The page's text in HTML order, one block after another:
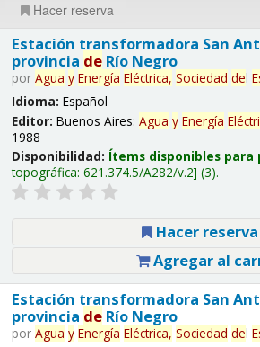
Hacer reserva
Estación transformadora San
provincia deRío Negro
por Agua y Energía Eléctrica, Sociedad del
Idioma: Español
Editor: Buenos Aires: Agua y Energía
1988
Disponibilidad: Ítems disponibles para
topográfica: 621.374.5/A282/v.2 (3).
Hacer reserva
Agregar al
Estación transformadora San
provincia deRío Negro
por Agua y Energía Eléctrica, Sociedad del